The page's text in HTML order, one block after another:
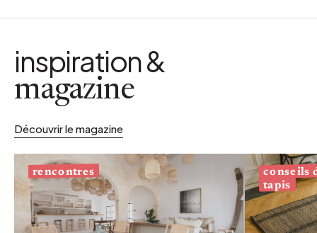
inspiration &
magazine
Découvrir le magazine
rencontres conseils
tapis